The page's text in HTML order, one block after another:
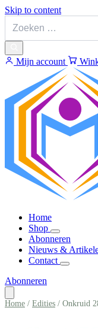
Skip to content
Mijn account
Home
Shop
Abonneren
Nieuws &
Contact
Abonneren
Home / Edities / Onkruid